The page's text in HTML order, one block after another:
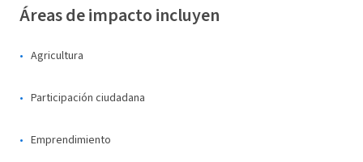
Áreas de impacto incluyen
Agricultura
Participación ciudadana
Emprendimiento